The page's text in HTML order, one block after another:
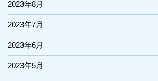
2023年8月
2023年7月
2023年6月
2023年5月